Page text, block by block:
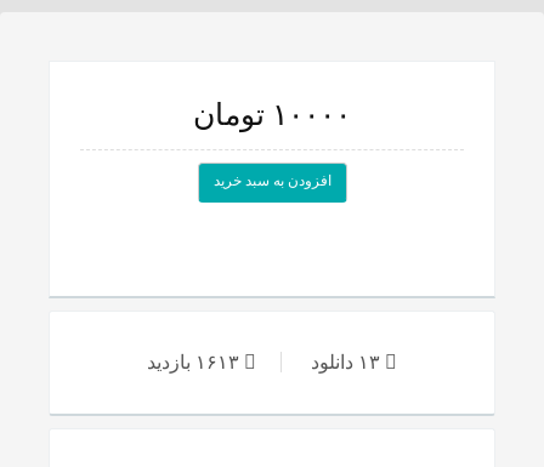
۱۰۰۰۰ تومان
افزودن به سبد خرید